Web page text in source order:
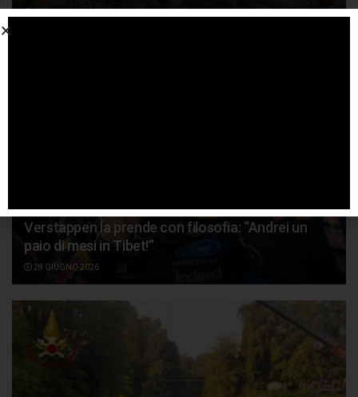
Verstappen la prende con filosofia: “Andrei un
paio di mesi in Tibet!”
28 GIUGNO 2026